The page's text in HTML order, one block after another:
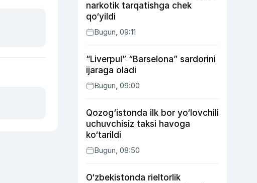
narkotik tarqatishga chek
qo‘yildi
Bugun, 09:11
“Liverpul” “Barselona” sardorini
ijaraga oladi
Bugun, 09:00
Qozog‘istonda ilk bor yo‘lovchili
uchuvchisiz taksi havoga
ko‘tarildi
Bugun, 08:50
O‘zbekistonda rieltorlik